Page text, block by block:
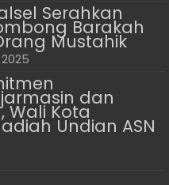
Serahkan
Barakah
Mustahik
dan
Wali Kota
Undian ASN